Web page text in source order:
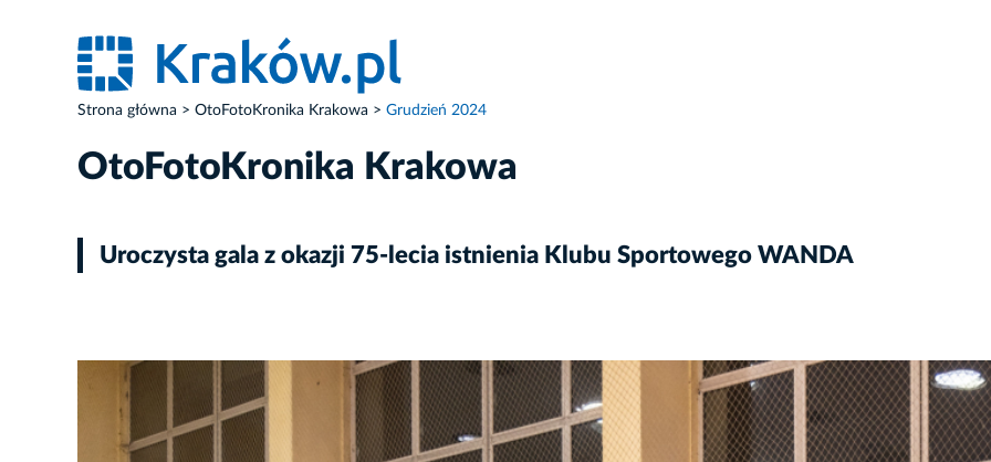
Strona główna OtoFotoKronika Krakowa Grudzień 2024
OtoFotoKronika Krakowa
Uroczysta gala z okazji 75-lecia istnienia Klubu Sportowego WANDA